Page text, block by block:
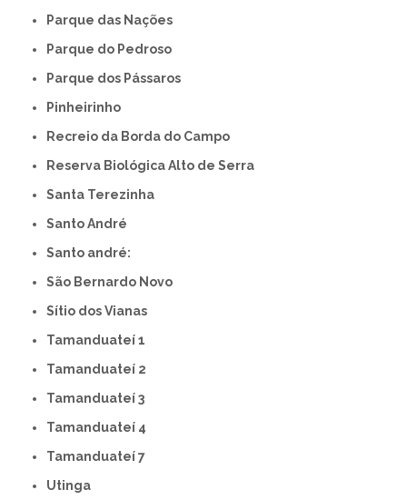
Parque das Nações
Parque do Pedroso
Parque dos Pássaros
Pinheirinho
Recreio da Borda do Campo
Reserva Biológica Alto de Serra
Santa Terezinha
Santo André
Santo andré:
São Bernardo Novo
Sítio dos Vianas
Tamanduateí 1
Tamanduateí 2
Tamanduateí 3
Tamanduateí 4
Tamanduateí 7
Utinga